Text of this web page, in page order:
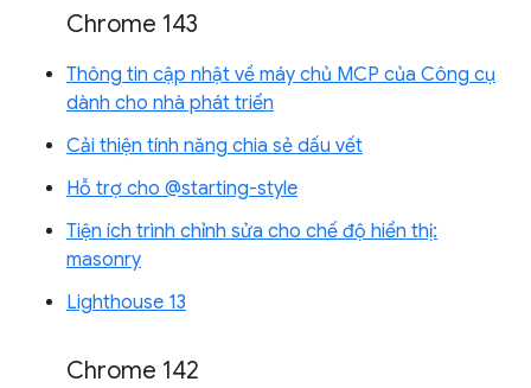
Chrome 143
Thông tin cập nhật về máy chủ MCP của Công cụ
dành cho nhà phát triển
Cải thiện tính năng chia sẻ dấu vết
Hỗ trợ cho @starting-style
Tiện ích trình chỉnh sửa cho chế độ hiển thị:
masonry
Lighthouse 13
Chrome 142